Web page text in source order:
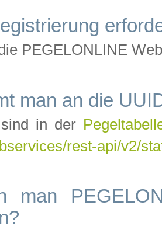
PEGELONLINE
man an die
in der
rest-api/v2/
man